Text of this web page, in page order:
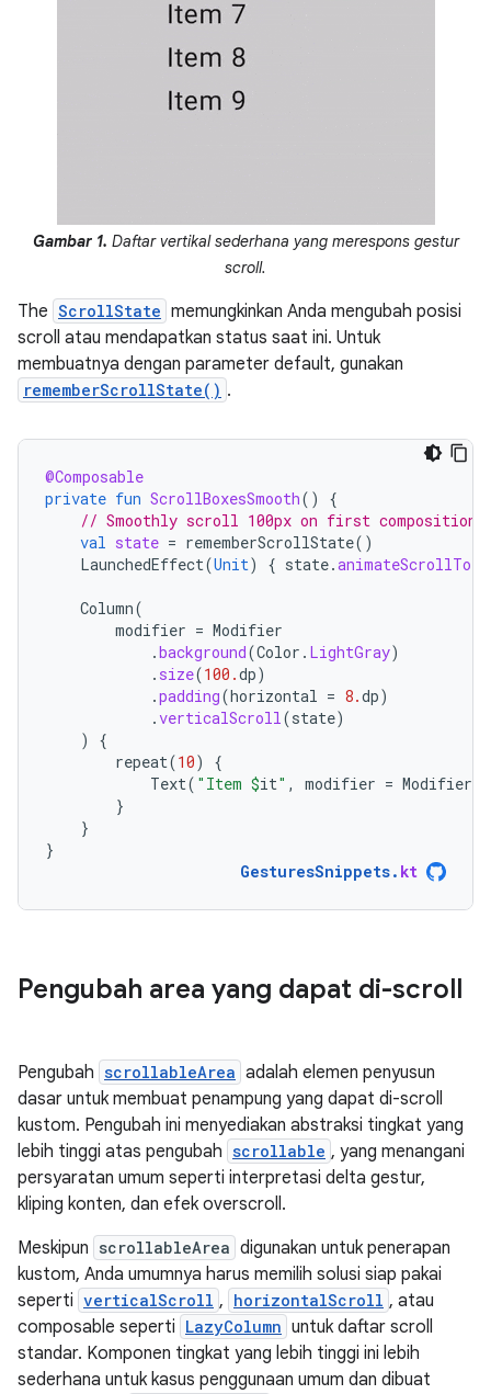
Gambar 1. Daftar vertikal sederhana yang merespons gestur
scroll.
The ScrollState memungkinkan Anda mengubah posisi
scroll atau mendapatkan status saat ini. Untuk
membuatnya dengan parameter default, gunakan
rememberScrollState() .
@Composable
private fun ScrollBoxesSmooth()
{
// Smoothly scroll 100px on first composition
val state = rememberScrollState()
LaunchedEffect(Unit) { state.animateScrollTo
Column(
modifier = Modifier
.background(Color . LightGray)
. size(100.dp)
.padding(horizontal = 8.dp)
.verticalScroll(state)
)
{
repeat(10)
{
Text( "Item $it" , modifier = Modifier
}
}
}
GesturesSnippets. kt
Pengubah area yang dapat di-scroll
Pengubah scrollableArea adalah elemen penyusun
dasar untuk membuat penampung yang dapat di-scroll
kustom. Pengubah ini menyediakan abstraksi tingkat yang
lebih tinggi atas pengubah scrollable , yang menangani
persyaratan umum seperti interpretasi delta gestur,
kliping konten, dan efek overscroll.
Meskipun scrollableArea digunakan untuk penerapan
kustom, Anda umumnya harus memilih solusi siap pakai
seperti verticalScroll , horizontalScroll , atau
composable seperti LazyColumn untuk daftar scroll
standar. Komponen tingkat yang lebih tinggi ini lebih
sederhana untuk kasus penggunaan umum dan dibuat